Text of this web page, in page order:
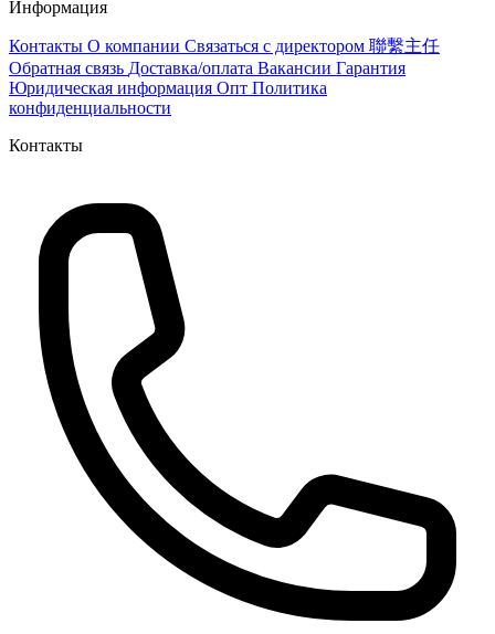
Информация
Контакты О компании Связаться с директором 聯繫主任
Обратная связь Доставка/оплата Вакансии Гарантия
Юридическая информация Опт Политика
конфиденциальности
Контакты